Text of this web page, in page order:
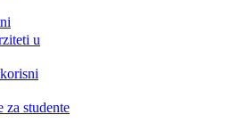
u
za studente